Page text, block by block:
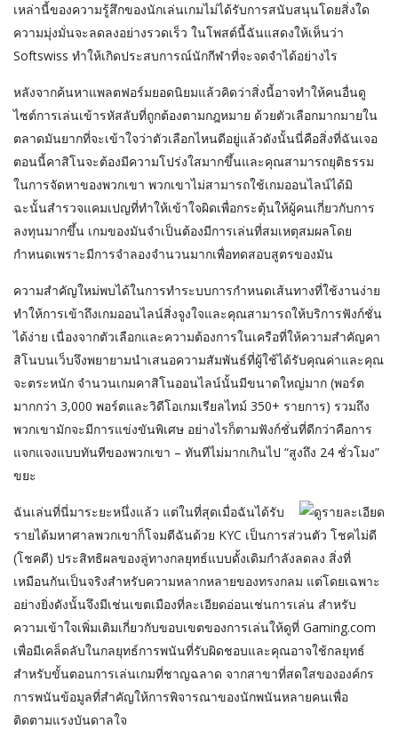
เหล่านี้ของความรู้สึกของนักเล่นเกมไม่ได้รับการสนับสนุนโดยสิ่งใด
ความมุ่งมั่นจะลดลงอย่างรวดเร็ว ในโพสต์นี้ฉันแสดงให้เห็นว่า
Softswiss ทำให้เกิดประสบการณ์นักกีฬาที่จะจดจำได้อย่างไร
หลังจากค้นหาแพลตฟอร์มยอดนิยมแล้วคิดว่าสิ่งนี้อาจทำให้คนอื่นดู
ไซต์การเล่นเข้ารหัสลับที่ถูกต้องตามกฎหมาย ด้วยตัวเลือกมากมายใน
ตลาดมันยากที่จะเข้าใจว่าตัวเลือกไหนดีอยู่แล้วดังนั้นนี่คือสิ่งที่ฉันเจอ
ตอนนี้คาสิโนจะต้องมีความโปร่งใสมากขึ้นและคุณสามารถยุติธรรม
ในการจัดหาของพวกเขา พวกเขาไม่สามารถใช้เกมออนไลน์ได้มิ
ฉะนั้นสำรวจแคมเปญที่ทำให้เข้าใจผิดเพื่อกระตุ้นให้ผู้คนเกี่ยวกับการ
ลงทุนมากขึ้น เกมของมันจำเป็นต้องมีการเล่นที่สมเหตุสมผลโดย
กำหนดเพราะมีการจำลองจำนวนมากเพื่อทดสอบสูตรของมัน
ความสำคัญใหม่พบได้ในการทำระบบการกำหนดเส้นทางที่ใช้งานง่าย
ทำให้การเข้าถึงเกมออนไลน์สิ่งจูงใจและคุณสามารถให้บริการฟังก์ชั่น
ได้ง่าย เนื่องจากตัวเลือกและความต้องการในเครือที่ให้ความสำคัญคา
สิโนบนเว็บจึงพยายามนำเสนอความสัมพันธ์ที่ผู้ใช้ได้รับคุณค่าและคุณ
จะตระหนัก จำนวนเกมคาสิโนออนไลน์นั้นมีขนาดใหญ่มาก (พอร์ต
มากกว่า 3,000 พอร์ตและวิดีโอเกมเรียลไทม์ 350+ รายการ) รวมถึง
พวกเขามักจะมีการแข่งขันพิเศษ อย่างไรก็ตามฟังก์ชั่นที่ดีกว่าคือการ
แจกแจงแบบทันทีของพวกเขา – ทันทีไม่มากเกินไป “สูงถึง 24 ชั่วโมง”
ขยะ
ฉันเล่นที่นี่มาระยะหนึ่งแล้ว แต่ในที่สุดเมื่อฉันได้รับ
รายได้มหาศาลพวกเขาก็โจมตีฉันด้วย KYC เป็นการส่วนตัว โชคไม่ดี
(โชคดี) ประสิทธิผลของลู่ทางกลยุทธ์แบบดั้งเดิมกำลังลดลง สิ่งที่
เหมือนกันเป็นจริงสำหรับความหลากหลายของทรงกลม แต่โดยเฉพาะ
อย่างยิ่งดังนั้นจึงมีเช่นเขตเมืองที่ละเอียดอ่อนเช่นการเล่น สำหรับ
ความเข้าใจเพิ่มเติมเกี่ยวกับขอบเขตของการเล่นให้ดูที่ Gaming.com
เพื่อมีเคล็ดลับในกลยุทธ์การพนันที่รับผิดชอบและคุณอาจใช้กลยุทธ์
สำหรับขั้นตอนการเล่นเกมที่ชาญฉลาด จากสาขาที่สดใสขององค์กร
การพนันข้อมูลที่สำคัญให้การพิจารณาของนักพนันหลายคนเพื่อ
ติดตามแรงบันดาลใจ